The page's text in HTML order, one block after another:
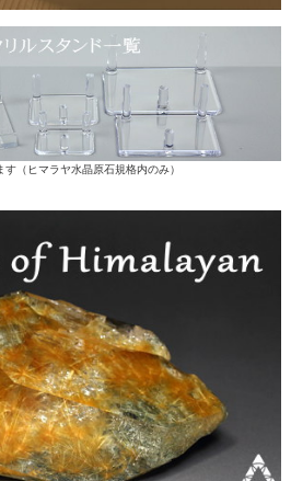
（ヒマラヤ水晶原石規格内のみ）